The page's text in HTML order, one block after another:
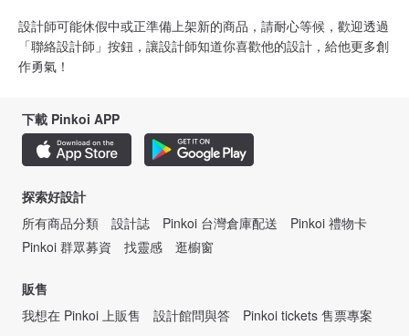
設計師可能休假中或正準備上架新的商品，請耐心等候，歡迎透過
「聯絡設計師」按鈕，讓設計師知道你喜歡他的設計，給他更多創
作勇氣！
下載 Pinkoi APP
探索好設計
所有商品分類
設計誌 Pinkoi 台灣倉庫配送
Pinkoi 禮物卡
Pinkoi 群眾募資
找靈感 逛櫥窗
販售
我想在 Pinkoi 上販售
設計館問與答 Pinkoi tickets 售票專案